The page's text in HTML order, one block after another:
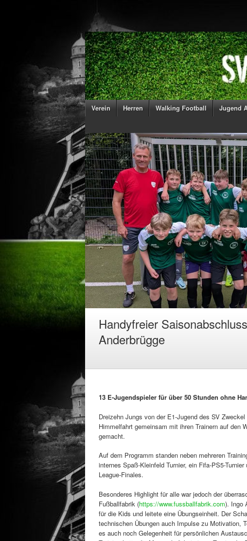
Verein Herren Walking Football Jugend
Handyfreier
Anderbrügge
13 E-Jugendspieler für über 50 Stunden ohne
Dreizehn Jungs von der E1-Jugend des SV
Himmelfahrt gemeinsam mit ihren Trainern auf den
gemacht.
Auf dem Programm standen neben mehreren
internes Spaß-Kleinfeld Turnier, ein Fifa-PS5-
League-Finales.
Besonderes Highlight für alle war jedoch der
Fußballfabrik (https://www.fussballfabrik.com). Ingo
für die Kids und leitete eine Übungseinheit. Der
technischen Übungen auch Impulse zu Motivation,
es auch noch Gelegenheit für persönlichen